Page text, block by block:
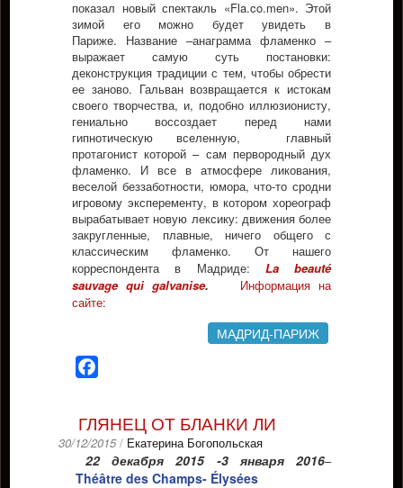
показал новый спектакль «Fla.co.men». Этой
зимой его можно будет увидеть в
Париже. Название –анаграмма фламенко –
выражает самую суть постановки:
деконструкция традиции с тем, чтобы обрести
ее заново. Гальван возвращается к истокам
своего творчества, и, подобно иллюзионисту,
гениально воссоздает перед нами
гипнотическую вселенную, главный
протагонист которой – сам первородный дух
фламенко. И все в атмосфере ликования,
веселой беззаботности, юмора, что-то сродни
игровому эксперементу, в котором хореограф
вырабатывает новую лексику: движения более
закругленные, плавные, ничего общего с
классическим фламенко. От нашего
корреспондента в Мадриде: La beauté
sauvage qui galvanise. Информация на
сайте:
МАДРИД-ПАРИЖ
ГЛЯНЕЦ ОТ БЛАНКИ ЛИ
30/12/2015 / Екатерина Богопольская
22 декабря 2015 -3 января 2016–
Théâtre des Champs- Élysées